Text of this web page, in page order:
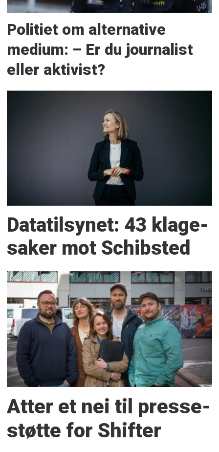
Politiet om alternative
medium: – Er du journalist
eller aktivist?
Datatilsynet: 43 klage­
saker mot Schibsted
Atter et nei til presse­
støtte for Shifter